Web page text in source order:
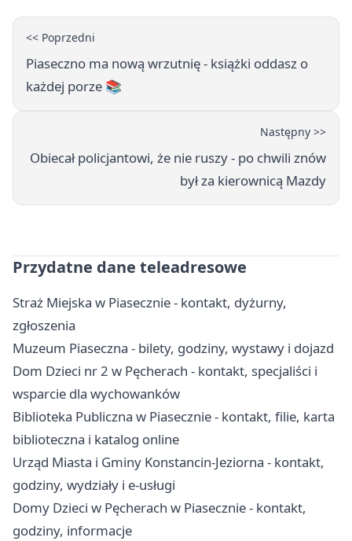
<< Poprzedni
Piaseczno ma nową wrzutnię - książki oddasz o
każdej porze 📚
Następny >>
Obiecał policjantowi, że nie ruszy - po chwili znów
był za kierownicą Mazdy
Przydatne dane teleadresowe
Straż Miejska w Piasecznie - kontakt, dyżurny,
zgłoszenia
Muzeum Piaseczna - bilety, godziny, wystawy i dojazd
Dom Dzieci nr 2 w Pęcherach - kontakt, specjaliści i
wsparcie dla wychowanków
Biblioteka Publiczna w Piasecznie - kontakt, filie, karta
biblioteczna i katalog online
Urząd Miasta i Gminy Konstancin-Jeziorna - kontakt,
godziny, wydziały i e-usługi
Domy Dzieci w Pęcherach w Piasecznie - kontakt,
godziny, informacje